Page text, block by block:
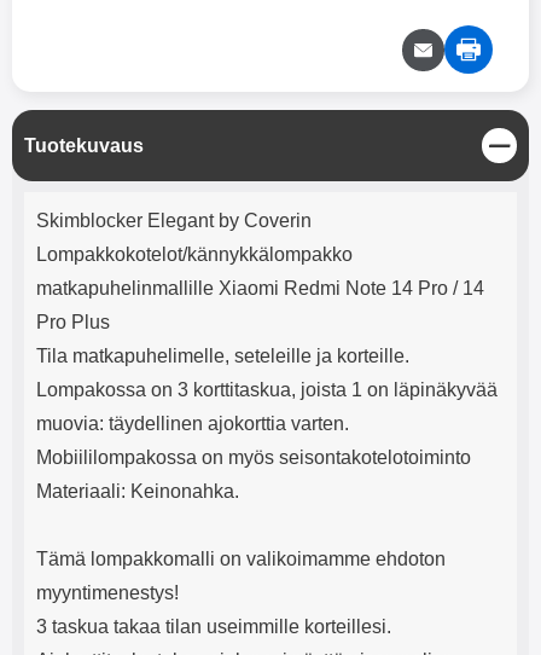
Max Output: USB: DC5V/3.0A
(15W) 9V/2.0A (18W) 12V/1.5
(18W) Type-C: 5V/3A (PD15W)
12V/1.67A(PD20W) Total Effekt:
5V/3A Max Maximum output:
Tuotekuvaus
S
u
l
Tuotekuvaus
Skimblocker Elegant by Coverin
Lompakkokotelot/kännykkälompakko
matkapuhelinmallille Xiaomi Redmi Note 14 Pro / 14
Pro Plus
Tila matkapuhelimelle, seteleille ja korteille.
Lompakossa on 3 korttitaskua, joista 1 on läpinäkyvää
muovia: täydellinen ajokorttia varten.
Mobiililompakossa on myös seisontakotelotoiminto
Materiaali: Keinonahka.
Tämä lompakkomalli on valikoimamme ehdoton
myyntimenestys!
3 taskua takaa tilan useimmille korteillesi.